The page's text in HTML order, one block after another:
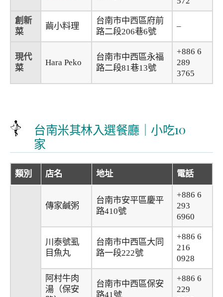
創新
菜
繭小料理
台南市中西區府前
路二段206巷6號
–
現代
菜
Hara Peko
台南市中西區永福
路二段81巷13號
+886 6
289
3765
台南米其林入選餐廳｜小吃10
家
類別 店名 地址 電話
傳家鹹粥
台南市安平區慶平
路410號
+886 6
293
6960
川泰號虱
目魚丸
台南市中西區大同
路一段222號
+886 6
216
0928
阿村牛肉
湯（保安
台南市中西區保安
路41號
+886 6
229